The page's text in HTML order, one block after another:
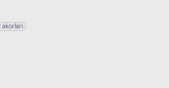
akorları